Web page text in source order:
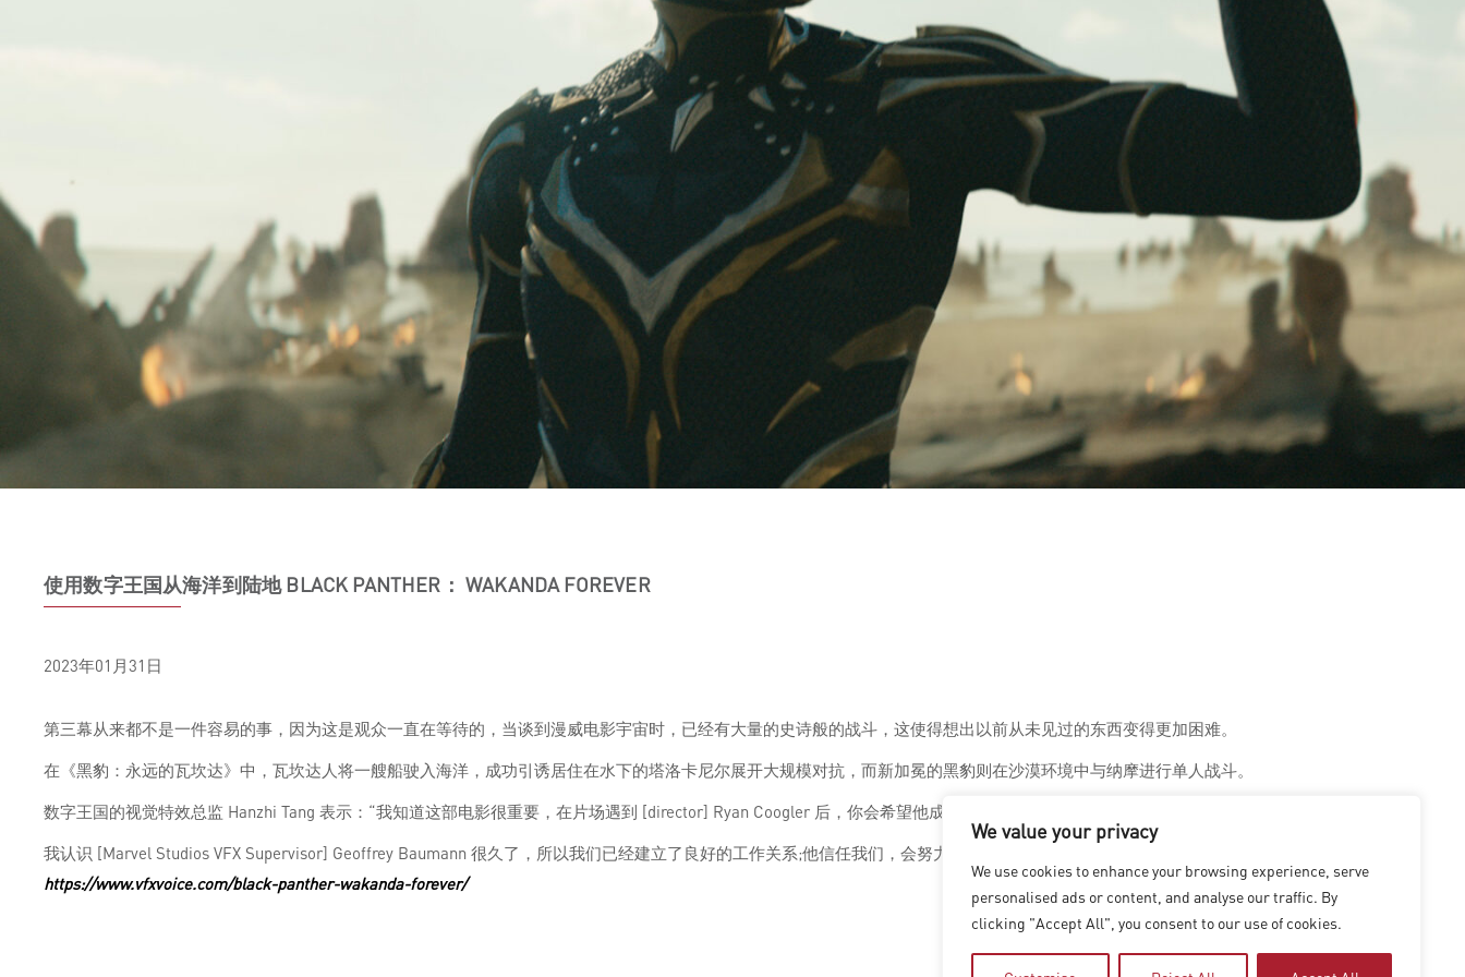
We value your privacy
We use cookies to enhance your browsing experience, serve
personalised ads or content, and analyse our traffic. By
clicking "Accept All", you consent to our use of cookies.
使用数字王国从海洋到陆地 BLACK PANTHER： WAKANDA FOREVER
2023年01月31日
第三幕从来都不是一件容易的事，因为这是观众一直在等待的，当谈到漫威电影宇宙时，已经有大量的史诗般的战斗，这使得想出以前从未见过的东西变得更加困难。
在《黑豹：永远的瓦坎达》中，瓦坎达人将一艘船驶入海洋，成功引诱居住在水下的塔洛卡尼尔展开大规模对抗，而新加冕的黑豹则在沙漠环境中与纳摩进行单人战斗。
数字王国的视觉特效总监 Hanzhi Tang 表示：“我知道这部电影很重要，在片场遇到 [director] Ryan Coogler 后，你会希望他成功，因为他是最好的人。
我认识 [Marvel Studios VFX Supervisor] Geoffrey Baumann 很久了，所以我们已经建立了良好的工作关系;他信任我们，会努力帮助他应对任何可能出现的意外。在此处阅读全文：
https://www.vfxvoice.com/black-panther-wakanda-forever/